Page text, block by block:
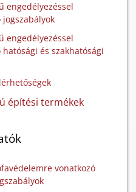
engedélyezéssel
jogszabályok
engedélyezéssel
hatósági és szakhatósági
építési termékek
vonatkozó